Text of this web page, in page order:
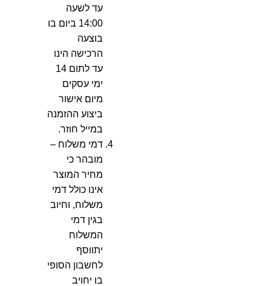
עד לשעה
14:00 ביום בו
בוצעה
הרכישה הינו
עד לתום 14
ימי עסקים
מיום אישור
ביצוע ההזמנה
במייל חוזר.
דמי משלוח –
מובהר כי
מחיר המוצר
אינו כולל דמי
משלוח, וחיוב
בגין דמי
המשלוח
יתווסף
לחשבון הסופי
בו יחויב